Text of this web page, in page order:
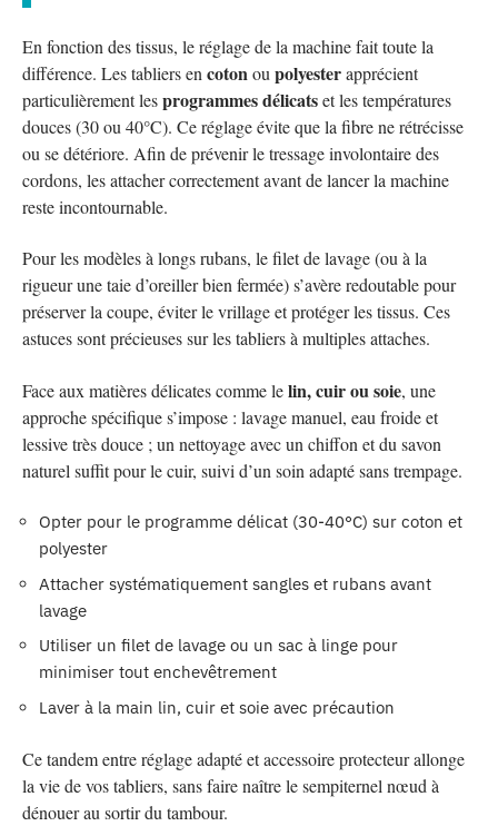
En fonction des tissus, le réglage de la machine fait toute la
différence. Les tabliers en coton ou polyesterapprécient
particulièrement lesprogrammes délicatset les températures
douces (30 ou 40°C). Ce réglage évite que la fibre ne rétrécisse
ou se détériore. Afin de prévenir le tressage involontaire des
cordons, les attacher correctement avant de lancer la machine
reste incontournable.
Pour les modèles à longs rubans, le filet de lavage (ou à la
rigueur une taie d’oreiller bien fermée) s’avère redoutable pour
préserver la coupe, éviter le vrillage et protéger les tissus. Ces
astuces sont précieuses sur les tabliers à multiples attaches.
Face aux matières délicates comme lelin, cuir ou soie, une
approche spécifique s’impose : lavage manuel, eau froide et
lessive très douce ; un nettoyage avec un chiffon et du savon
naturel suffit pour le cuir, suivi d’un soin adapté sans trempage.
Opter pour le programme délicat (30-40°C) sur coton et
polyester
Attacher systématiquement sangles et rubans avant
lavage
Utiliser un filet de lavage ou un sac à linge pour
minimiser tout enchevêtrement
Laver à la main lin, cuir et soie avec précaution
Ce tandem entre réglage adapté et accessoire protecteur allonge
la vie de vos tabliers, sans faire naître le sempiternel nœud à
dénouer au sortir du tambour.